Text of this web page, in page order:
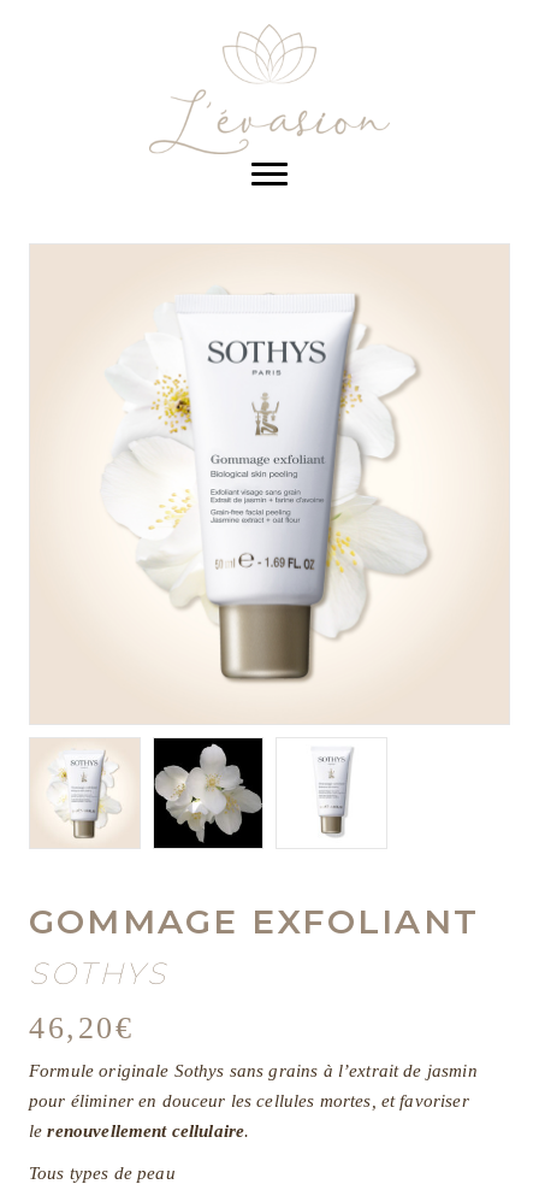
GOMMAGE EXFOLIANT
SOTHYS
46,20€
Formule originale Sothys sans grains à l’extrait de jasmin
pour éliminer en douceur les cellules mortes, et favoriser
lerenouvellement cellulaire.
Tous types de peau